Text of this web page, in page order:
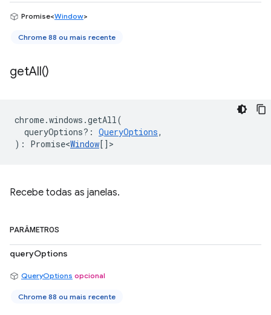
Promise<Window>
Chrome 88 ou mais recente
getAll()
chrome.windows .getAll(
queryOptions? : QueryOptions,
) : Promise<Window[] >
Recebe todas as janelas.
PARÂMETROS
queryOptions
QueryOptions opcional
Chrome 88 ou mais recente